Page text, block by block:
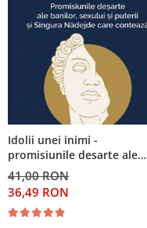
Idolii unei inimi -
promisiunile desarte ale
banilor, sexului si puterii si
Singura Nadejde care
conteaza
41,00 RON
36,49 RON